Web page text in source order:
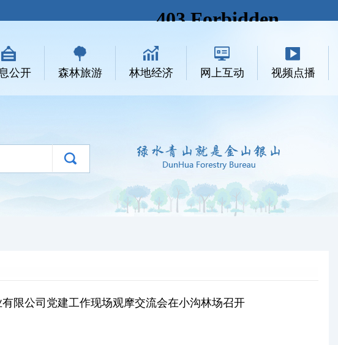
公开 森林旅游 林地经济 网上互动 视频点播
限公司党建工作现场观摩交流会在小沟林场召开